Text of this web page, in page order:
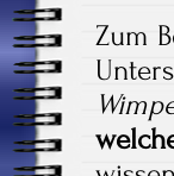
Zum